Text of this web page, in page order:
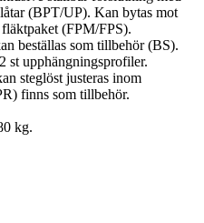
(BPT/UP). Kan bytas mot
(FPM/FPS).
beställas som tillbehör (BS).
st upphängningsprofiler.
steglöst justeras inom
finns som tillbehör.
kg.